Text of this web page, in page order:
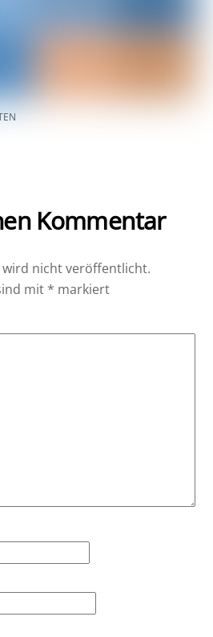
Kommentar
wird nicht veröffentlicht.
mit * markiert